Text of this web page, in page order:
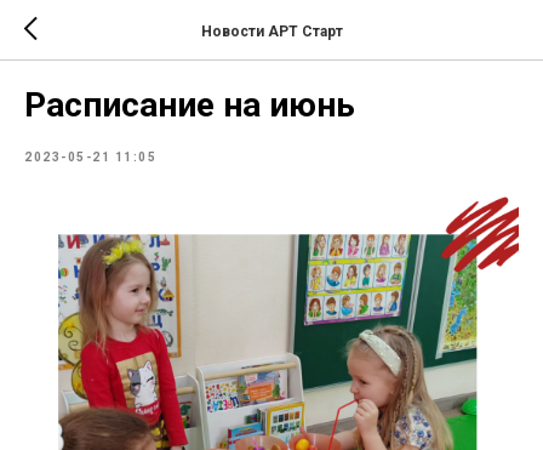
Новости АРТ Старт
Расписание на июнь
2023-05-21 11:05